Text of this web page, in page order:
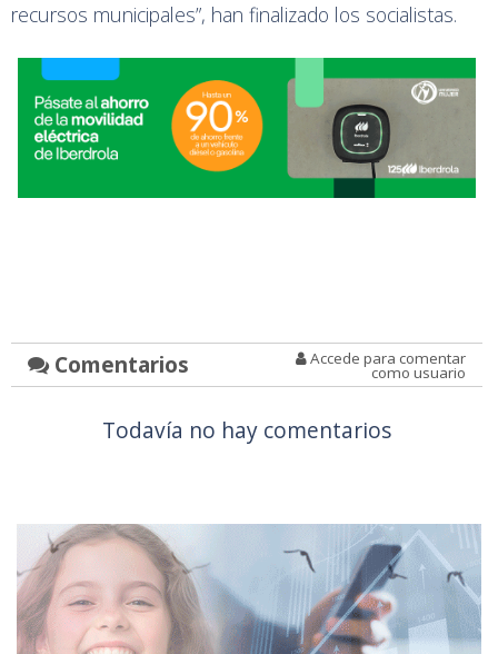
recursos municipales”, han finalizado los socialistas.
Comentarios Accede para comentar
como usuario
Todavía no hay comentarios